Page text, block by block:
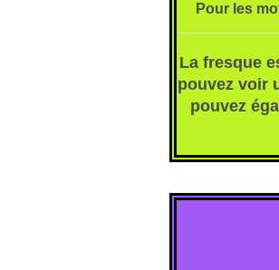
Pour les
La fresque
pouvez voir
pouvez